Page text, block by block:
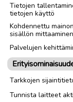
link
Ilmoittaja:Joni
Katso ilmoittajan
OTA
Tietojen
tietojen käyttö
Kohdennettu
sisällön
Palvelujen
Tarkkojen
Tunnista laitteet